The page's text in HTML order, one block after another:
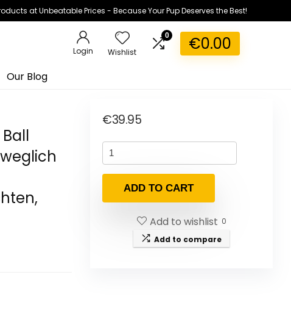
at Unbeatable Prices - Because Your Pup Deserves the Best!
Login Wishlist
0 €0.00
Our Blog
€39.95
ADD TO CART
Add to wishlist 0
Add to compare